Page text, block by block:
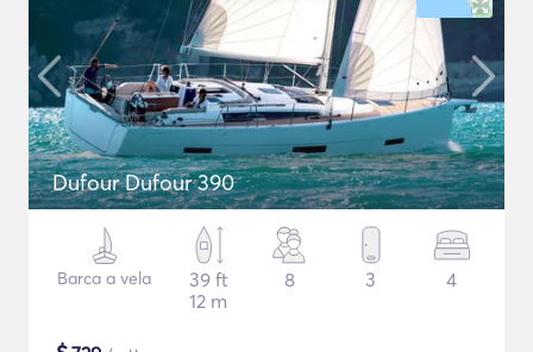
Dufour Dufour 390
Barca a vela
39 ft
12 m
8 3 4